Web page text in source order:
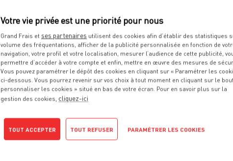
VOIR LE PRODUIT
PRODUIT
Crème fraîche
Grand Frais et ses partenaires utilisent des cookies afin d’établir des statistiques
volume des fréquentations, afficher de la publicité personnalisée en fonction de
navigation, votre profil et votre localisation, mesurer l’audience de cette publicité,
permettre d’accéder à votre compte et enfin, mettre en œuvre des mesures de
Vous pouvez paramétrer le dépôt des cookies en cliquant sur « Paramétrer les
ci-dessous. Vous pourrez revenir sur vos choix à tout moment en cliquant sur le
personnaliser les cookies » situé en bas de votre écran. Pour en savoir plus sur la
gestion des cookies, cliquez-ici
TOUT ACCEPTER TOUT REFUSER PARAMÉTRER LES COOKIES